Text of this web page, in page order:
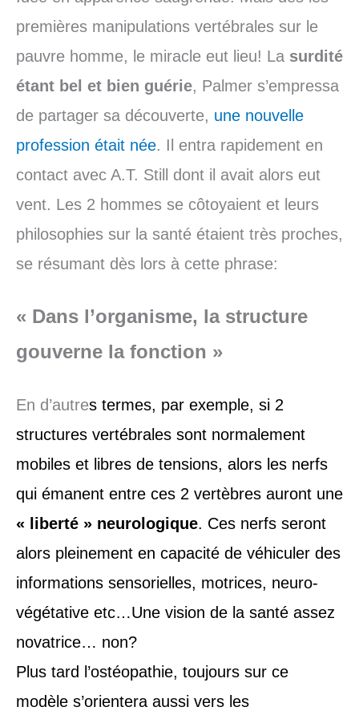
premières manipulations vertébrales sur le
pauvre homme, le miracle eut lieu! La surdité
étant bel et bien guérie, Palmer s’empressa
de partager sa découverte, une nouvelle
profession était née. Il entra rapidement en
contact avec A.T. Still dont il avait alors eut
vent. Les 2 hommes se côtoyaient et leurs
philosophies sur la santé étaient très proches,
se résumant dès lors à cette phrase:
« Dans l’organisme, la structure
gouverne la fonction »
En d’autres termes, par exemple, si 2
structures vertébrales sont normalement
mobiles et libres de tensions, alors les nerfs
qui émanent entre ces 2 vertèbres auront une
« liberté » neurologique. Ces nerfs seront
alors pleinement en capacité de véhiculer des
informations sensorielles, motrices, neuro-
végétative etc…Une vision de la santé assez
novatrice… non?
Plus tard l’ostéopathie, toujours sur ce
modèle s’orientera aussi vers les